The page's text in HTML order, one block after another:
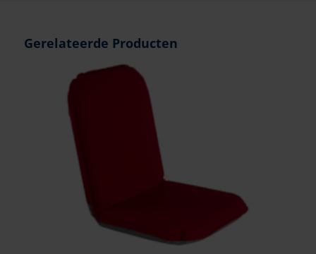
Gerelateerde Producten